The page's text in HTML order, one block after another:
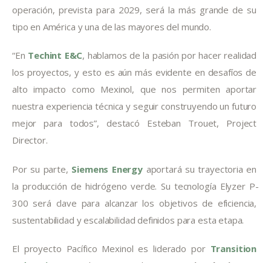
operación, prevista para 2029, será la más grande de su
tipo en América y una de las mayores del mundo.
“En Techint E&C, hablamos de la pasión por hacer realidad
los proyectos, y esto es aún más evidente en desafíos de
alto impacto como Mexinol, que nos permiten aportar
nuestra experiencia técnica y seguir construyendo un futuro
mejor para todos”, destacó Esteban Trouet, Project
Director.
Por su parte, Siemens Energy aportará su trayectoria en
la producción de hidrógeno verde. Su tecnología Elyzer P-
300 será clave para alcanzar los objetivos de eficiencia,
sustentabilidad y escalabilidad definidos para esta etapa.
El proyecto Pacífico Mexinol es liderado por Transition